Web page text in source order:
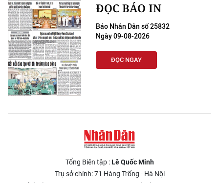
ĐỌC BÁO IN
Báo Nhân Dân số 25832
Ngày 09-08-2026
ĐỌC NGAY
Tổng Biên tập :Lê Quốc Minh
Trụ sở chính: 71 Hàng Trống - Hà Nội